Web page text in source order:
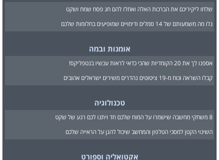
שלחו ליקיריכם את הברכות האלה ואחלו להם חג פסח שמח ושקט
גלו מה משמעותם של 14 סמלים ודימויים שמופיעים בחלומות שלכם
אומנות ובמה
אספנו לך את 20 הקומדיות שהכי כדאי לראות עכשיו בנטפליקס!
קבלו השראה וכוח מ-19 ציטוטים נהדרים משירים ישראלים אהובים
טכנולוגיה
8 משחקי מחשבה שישמרו על המוח שלכם חד ויתנו לכם רגע של שקט
השינוי הקטן למסכי הטלפון והמחשב שיכול להגן על הראייה שלכם
אקטואליה וספורט